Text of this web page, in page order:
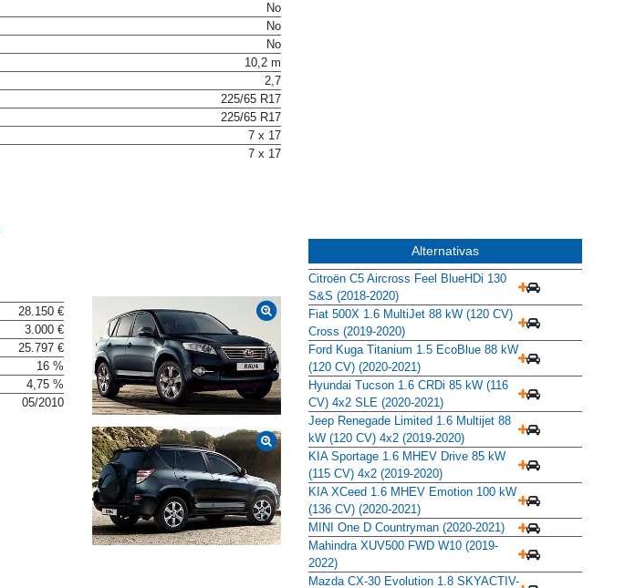
No
No
No
10,2 m
2,7
225/65 R17
225/65 R17
7 x 17
7 x 17
28.150 €
3.000 €
25.797 €
16 %
4,75 %
05/2010
Alternativas
Citroën C5 Aircross Feel BlueHDi 130
S&S (2018-2020)
Fiat 500X 1.6 MultiJet 88 kW (120 CV)
Cross (2019-2020)
Ford Kuga Titanium 1.5 EcoBlue 88 kW
(120 CV) (2020-2021)
Hyundai Tucson 1.6 CRDi 85 kW (116
CV) 4x2 SLE (2020-2021)
Jeep Renegade Limited 1.6 Multijet 88
kW (120 CV) 4x2 (2019-2020)
KIA Sportage 1.6 MHEV Drive 85 kW
(115 CV) 4x2 (2019-2020)
KIA XCeed 1.6 MHEV Emotion 100 kW
(136 CV) (2020-2021)
MINI One D Countryman (2020-2021)
Mahindra XUV500 FWD W10 (2019-
2022)
Mazda CX-30 Evolution 1.8 SKYACTIV-